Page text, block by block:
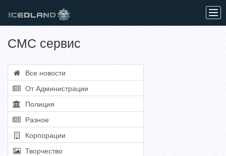
СМС сервис
Все новости
От Администрации
Полиция
Разное
Корпорации
Творчество